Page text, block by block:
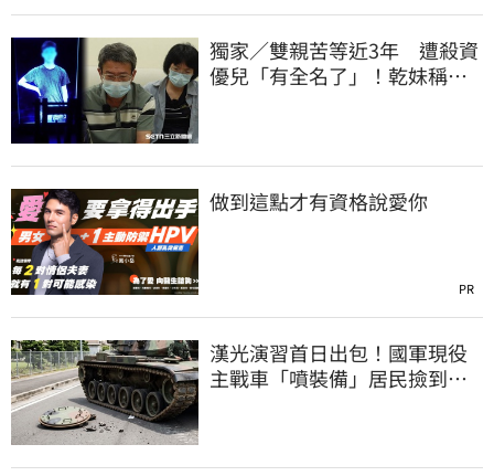
獨家／雙親苦等近3年 遭殺資
優兒「有全名了」！乾妹稱賠
做到這點才有資格說愛你
PR
漢光演習首日出包！國軍現役
主戰車「噴裝備」居民撿到零